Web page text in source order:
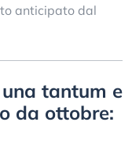
anticipato dal
tantum e
da ottobre: